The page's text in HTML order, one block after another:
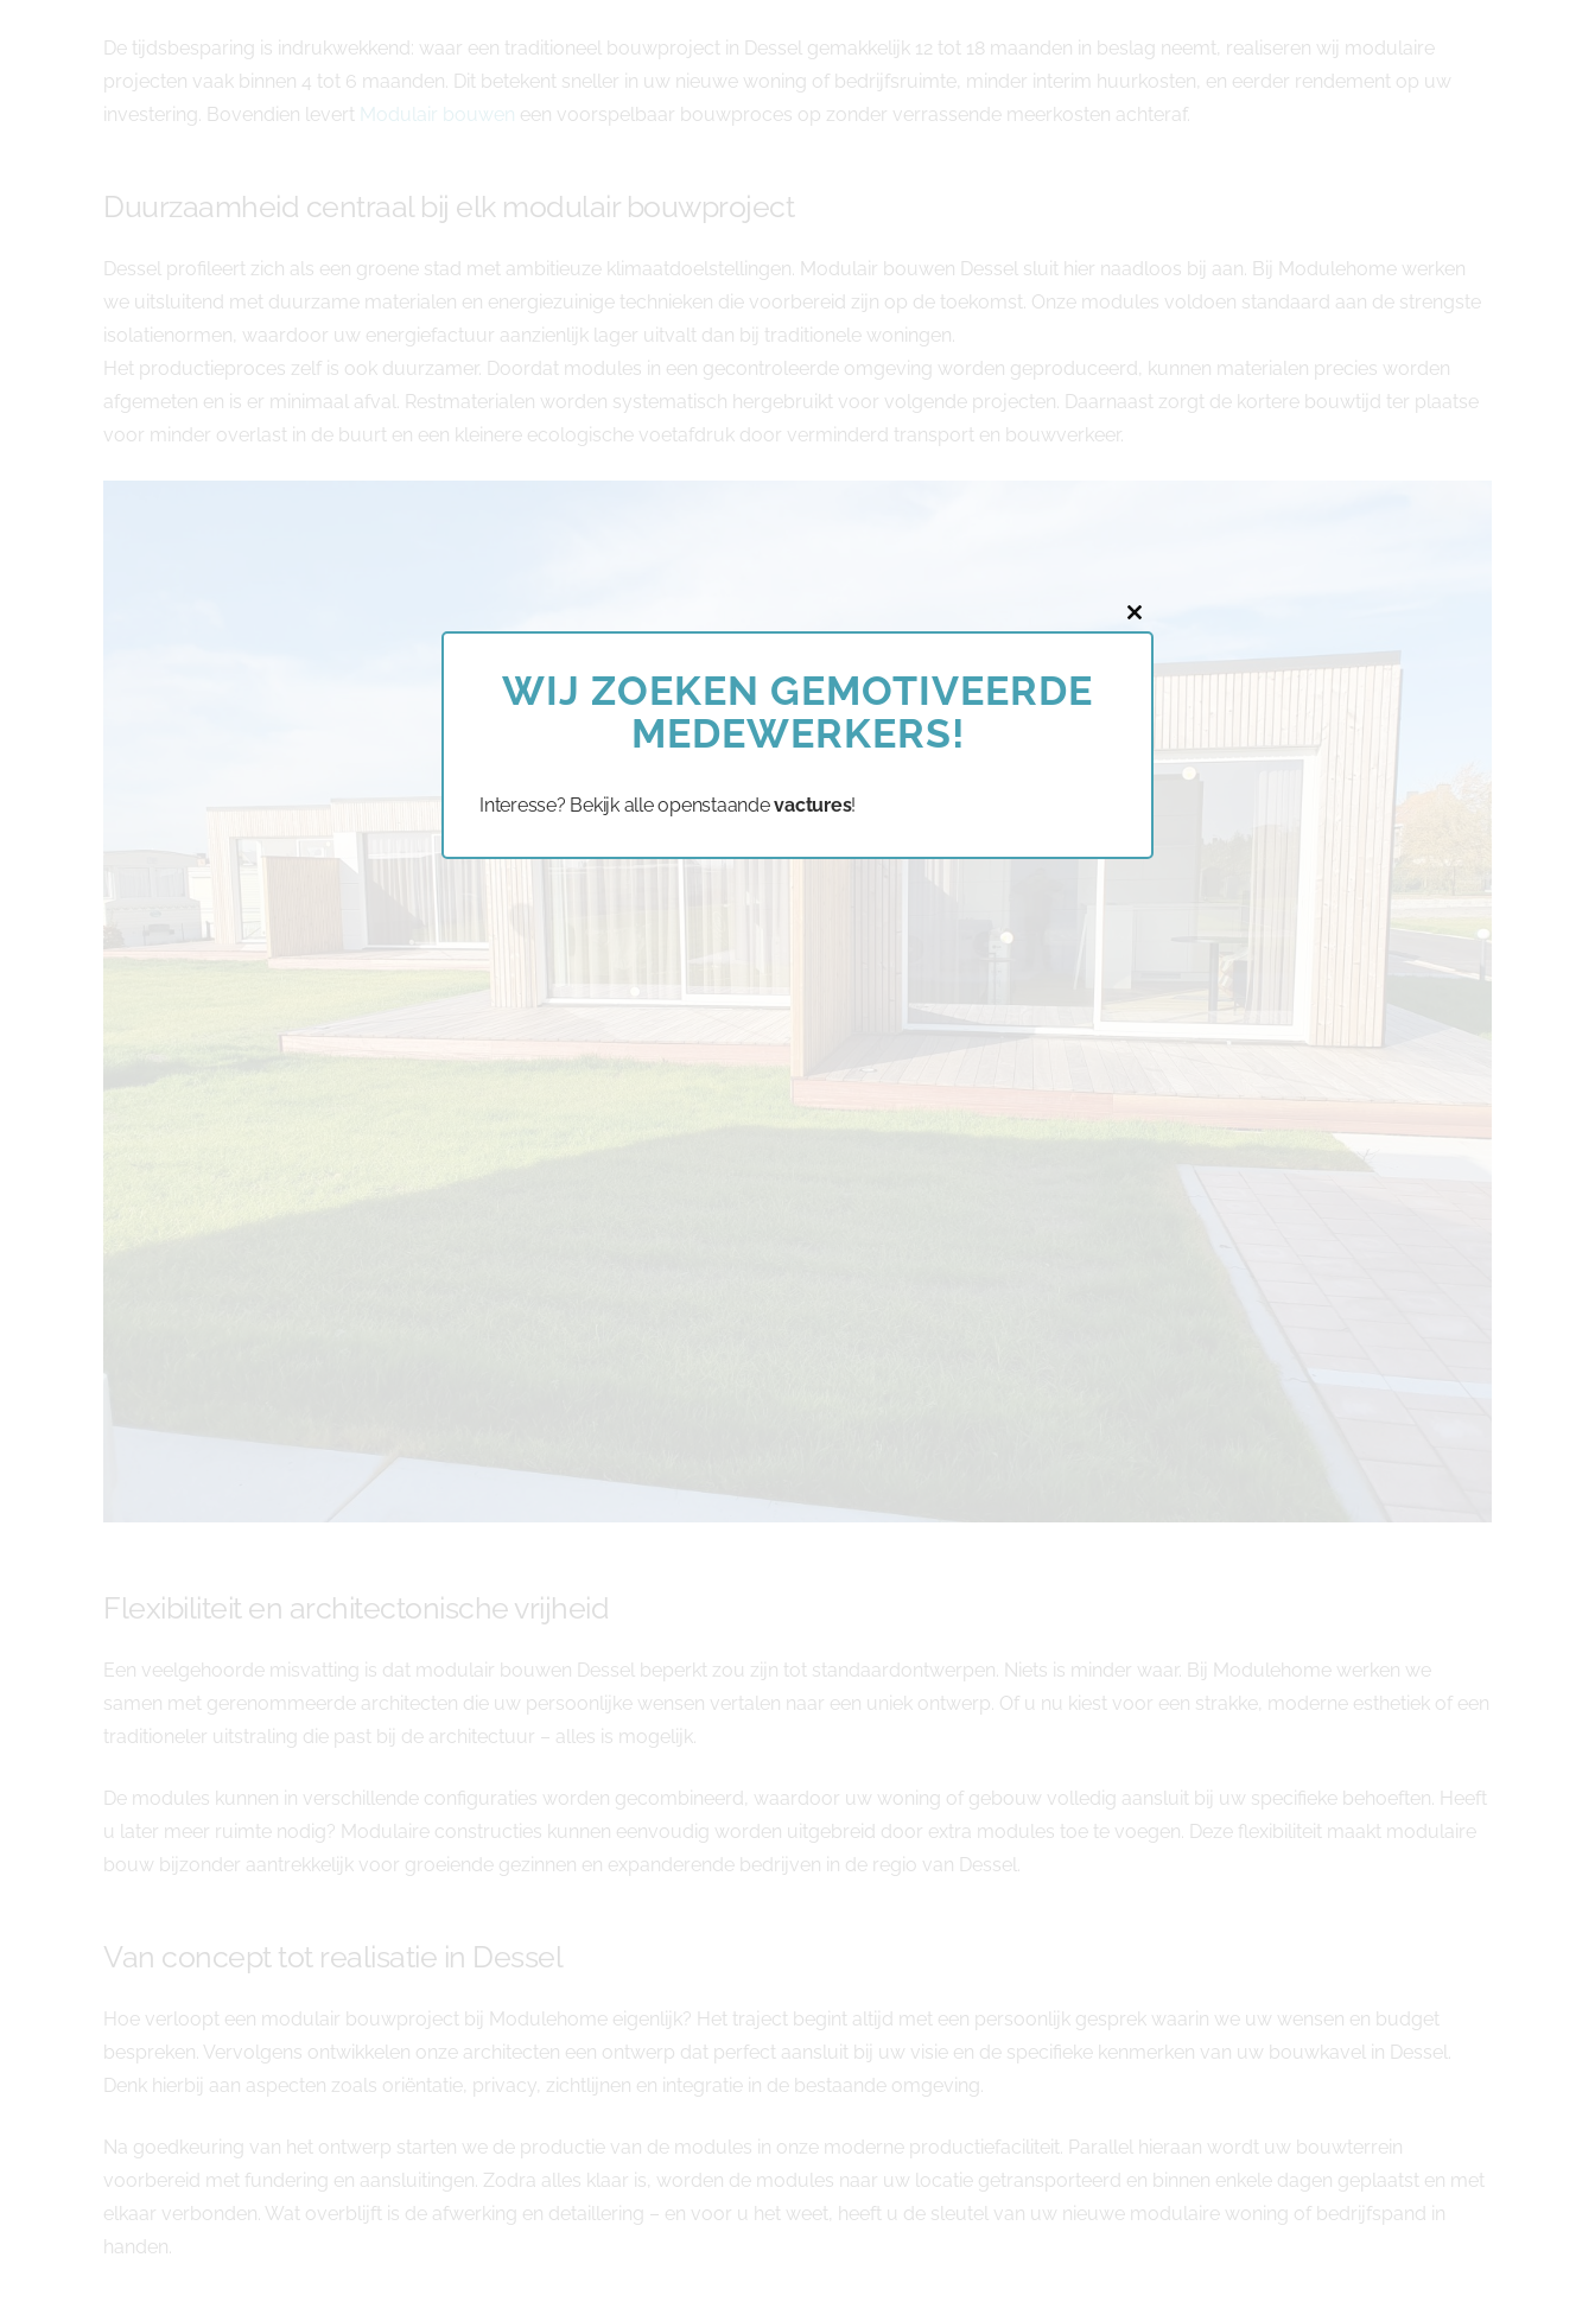
De tijdsbesparing is indrukwekkend: waar een traditioneel bouwproject in Dessel gemakkelijk 12 tot 18 maanden in beslag neemt, realiseren wij modulaire
projecten vaak binnen 4 tot 6 maanden. Dit betekent sneller in uw nieuwe woning of bedrijfsruimte, minder interim huurkosten, en eerder rendement op uw
investering. Bovendien levert Modulair bouwen een voorspelbaar bouwproces op zonder verrassende meerkosten achteraf.
Duurzaamheid centraal bij elk modulair bouwproject
Dessel profileert zich als een groene stad met ambitieuze klimaatdoelstellingen. Modulair bouwen Dessel sluit hier naadloos bij aan. Bij Modulehome werken
we uitsluitend met duurzame materialen en energiezuinige technieken die voorbereid zijn op de toekomst. Onze modules voldoen standaard aan de strengste
isolatienormen, waardoor uw energiefactuur aanzienlijk lager uitvalt dan bij traditionele woningen.
Het productieproces zelf is ook duurzamer. Doordat modules in een gecontroleerde omgeving worden geproduceerd, kunnen materialen precies worden
afgemeten en is er minimaal afval. Restmaterialen worden systematisch hergebruikt voor volgende projecten. Daarnaast zorgt de kortere bouwtijd ter plaatse
voor minder overlast in de buurt en een kleinere ecologische voetafdruk door verminderd transport en bouwverkeer.
Flexibiliteit en architectonische vrijheid
Een veelgehoorde misvatting is dat modulair bouwen Dessel beperkt zou zijn tot standaardontwerpen. Niets is minder waar. Bij Modulehome werken we
samen met gerenommeerde architecten die uw persoonlijke wensen vertalen naar een uniek ontwerp. Of u nu kiest voor een strakke, moderne esthetiek of een
traditioneler uitstraling die past bij de architectuur – alles is mogelijk.
De modules kunnen in verschillende configuraties worden gecombineerd, waardoor uw woning of gebouw volledig aansluit bij uw specifieke behoeften. Heeft
u later meer ruimte nodig? Modulaire constructies kunnen eenvoudig worden uitgebreid door extra modules toe te voegen. Deze flexibiliteit maakt modulaire
bouw bijzonder aantrekkelijk voor groeiende gezinnen en expanderende bedrijven in de regio van Dessel.
Van concept tot realisatie in Dessel
Hoe verloopt een modulair bouwproject bij Modulehome eigenlijk? Het traject begint altijd met een persoonlijk gesprek waarin we uw wensen en budget
bespreken. Vervolgens ontwikkelen onze architecten een ontwerp dat perfect aansluit bij uw visie en de specifieke kenmerken van uw bouwkavel in Dessel.
Denk hierbij aan aspecten zoals oriëntatie, privacy, zichtlijnen en integratie in de bestaande omgeving.
Na goedkeuring van het ontwerp starten we de productie van de modules in onze moderne productiefaciliteit. Parallel hieraan wordt uw bouwterrein
voorbereid met fundering en aansluitingen. Zodra alles klaar is, worden de modules naar uw locatie getransporteerd en binnen enkele dagen geplaatst en met
elkaar verbonden. Wat overblijft is de afwerking en detaillering – en voor u het weet, heeft u de sleutel van uw nieuwe modulaire woning of bedrijfspand in
handen.
Close
WIJ ZOEKEN GEMOTIVEERDE
MEDEWERKERS!
Interesse? Bekijk alle openstaandevactures!